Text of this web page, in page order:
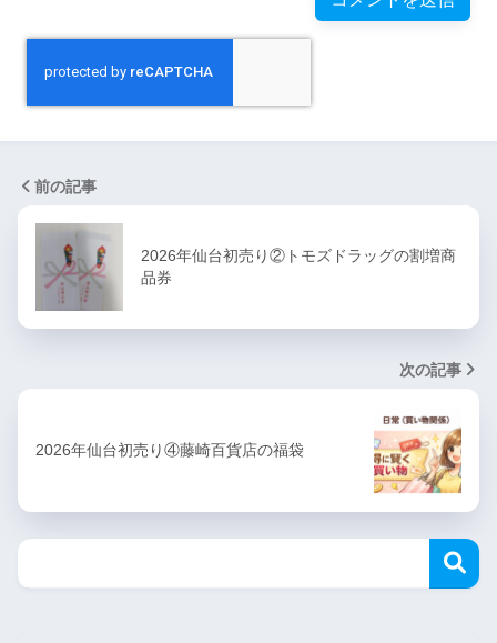
前の記事
2026年仙台初売り②トモズドラッグの割増商
品券
次の記事
2026年仙台初売り④藤崎百貨店の福袋